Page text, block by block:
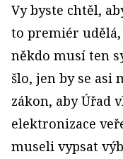
Vy byste chtěl,
to premiér
někdo musí ten
šlo, jen by se asi
zákon, aby Úřad
elektronizace
museli vypsat